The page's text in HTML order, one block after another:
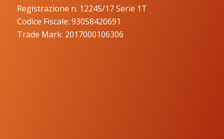
Registrazione n. 12245/17 Serie 1T
Codice Fiscale: 93058420691
Trade Mark: 2017000106306